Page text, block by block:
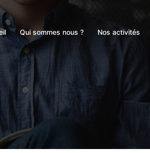
Qui sommes nous ? Nos activités